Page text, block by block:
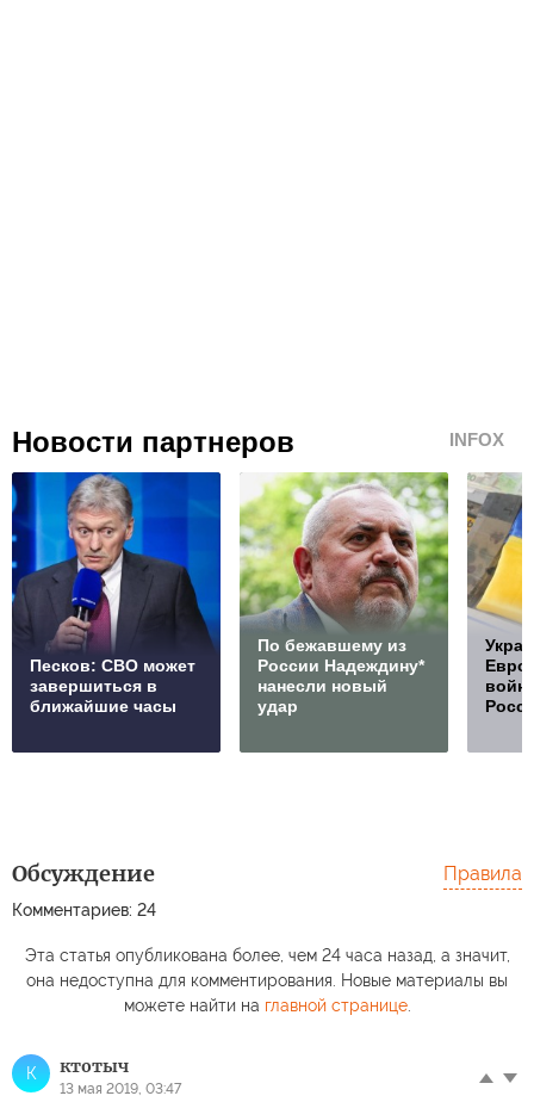
Новости партнеров INFOX
Песков: СВО может
завершиться в
ближайшие часы
По бежавшему из
России Надеждину*
нанесли новый
удар
Обсуждение
Комментариев: 24
Правила
Эта статья опубликована более, чем 24 часа назад, а значит,
она недоступна для комментирования. Новые материалы вы
можете найти на главной странице.
К ктотыч
13 мая 2019, 03:47